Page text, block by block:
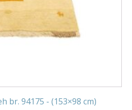
br. 94175 - (153×98 cm)